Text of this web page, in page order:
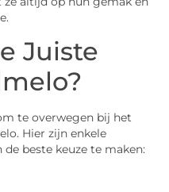
Juiste
te overwegen bij het
Hier zijn enkele
beste keuze te maken: